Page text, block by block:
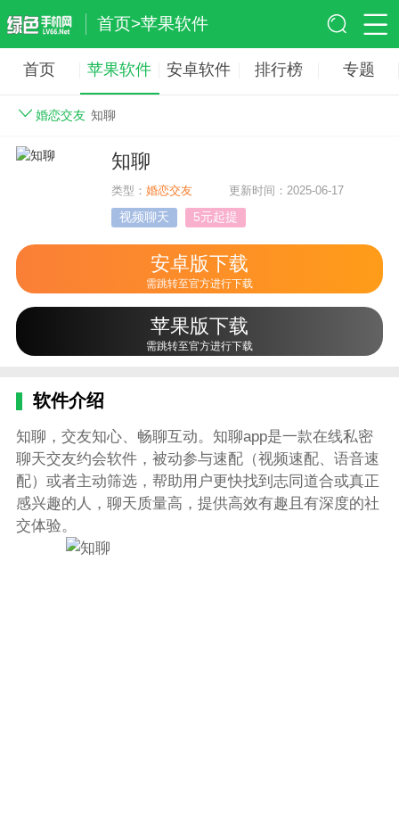
首页>苹果软件
首页 苹果软件 安卓软件 排行榜 专题
婚恋交友 知聊
知聊
类型：婚恋交友 更新时间：2025-06-17
视频聊天 5元起提
安卓版下载
需跳转至官方进行下载
苹果版下载
需跳转至官方进行下载
软件介绍
知聊，交友知心、畅聊互动。知聊app是一款在线私密
聊天交友约会软件，被动参与速配（视频速配、语音速
配）或者主动筛选，帮助用户更快找到志同道合或真正
感兴趣的人，聊天质量高，提供高效有趣且有深度的社
交体验。